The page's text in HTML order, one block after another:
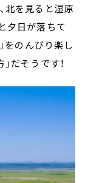
北を見ると湿原
夕日が落ちて
をのんびり楽し
だそうです！